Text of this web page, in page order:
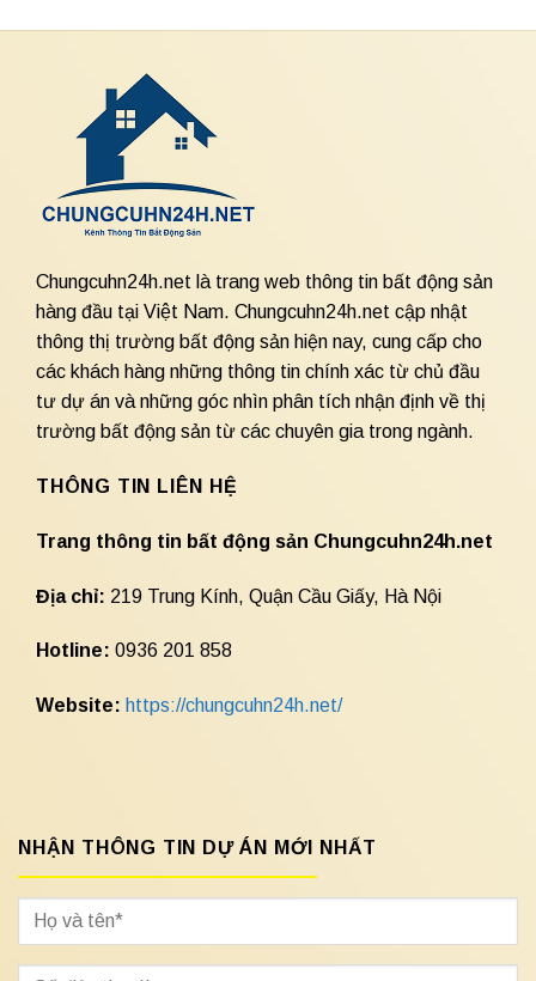
Chungcuhn24h.net là trang web thông tin bất động sản
hàng đầu tại Việt Nam. Chungcuhn24h.net cập nhật
thông thị trường bất động sản hiện nay, cung cấp cho
các khách hàng những thông tin chính xác từ chủ đầu
tư dự án và những góc nhìn phân tích nhận định về thị
trường bất động sản từ các chuyên gia trong ngành.
THÔNG TIN LIÊN HỆ
Trang thông tin bất động sản Chungcuhn24h.net
Địa chỉ: 219 Trung Kính, Quận Cầu Giấy, Hà Nội
Hotline: 0936 201 858
Website: https://chungcuhn24h.net/
NHẬN THÔNG TIN DỰ ÁN MỚI NHẤT